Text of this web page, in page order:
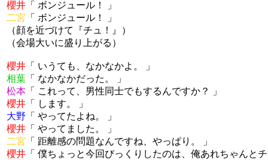
櫻井 「 ボンジュール！ 」
二宮 「 ボンジュール！ 」
（顔を近づけて『チュ！』）
（会場大いに盛り上がる）
櫻井 「 いうても、なかなかよ。 」
相葉 「 なかなかだった。 」
松本 「 これって、男性同士でもするんですか？ 」
櫻井 「 します。 」
大野 「 やってたよね。 」
櫻井 「 やってました。 」
二宮 「 距離感の問題なんですね、やっぱり。 」
櫻井 「 僕ちょっと今回びっくりしたのは、俺あれちゃんと